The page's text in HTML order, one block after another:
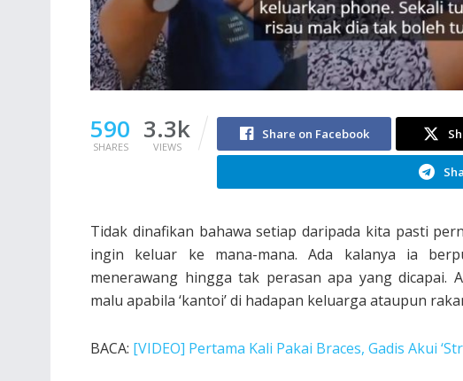
590
SHARES
3.3k
VIEWS
Share on Facebook
Tidak dinafikan bahawa setiap daripada kita pasti
ingin keluar ke mana-mana. Ada kalanya ia
menerawang hingga tak perasan apa yang dicapai.
malu apabila ‘kantoi’ di hadapan keluarga ataupun
BACA: [VIDEO] Pertama Kali Pakai Braces, Gadis Akui